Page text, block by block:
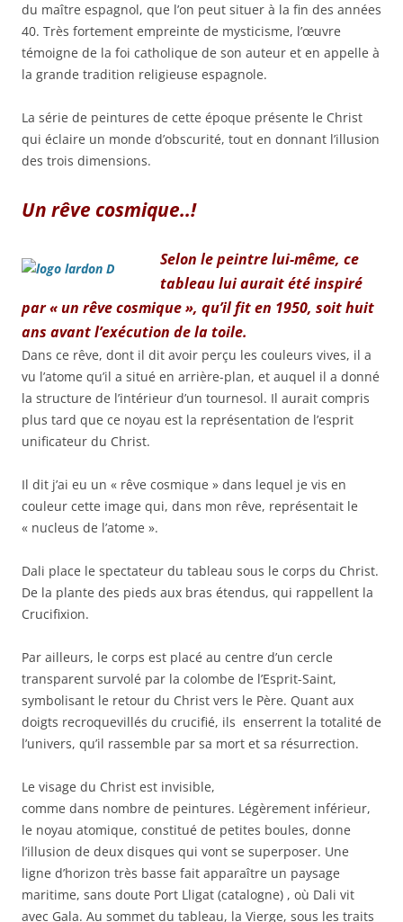
du maître espagnol, que l’on peut situer à la fin des années
40. Très fortement empreinte de mysticisme, l’œuvre
témoigne de la foi catholique de son auteur et en appelle à
la grande tradition religieuse espagnole.
La série de peintures de cette époque présente le Christ
qui éclaire un monde d’obscurité, tout en donnant l’illusion
des trois dimensions.
Un rêve cosmique..!
Selon le peintre lui-même, ce
tableau lui aurait été inspiré
par « un rêve cosmique », qu’il fit en 1950, soit huit
ans avant l’exécution de la toile.
Dans ce rêve, dont il dit avoir perçu les couleurs vives, il a
vu l’atome qu’il a situé en arrière-plan, et auquel il a donné
la structure de l’intérieur d’un tournesol. Il aurait compris
plus tard que ce noyau est la représentation de l’esprit
unificateur du Christ.
Il dit j’ai eu un « rêve cosmique » dans lequel je vis en
couleur cette image qui, dans mon rêve, représentait le
« nucleus de l’atome ».
Dali place le spectateur du tableau sous le corps du Christ.
De la plante des pieds aux bras étendus, qui rappellent la
Crucifixion.
Par ailleurs, le corps est placé au centre d’un cercle
transparent survolé par la colombe de l’Esprit-Saint,
symbolisant le retour du Christ vers le Père. Quant aux
doigts recroquevillés du crucifié, ils enserrent la totalité de
l’univers, qu’il rassemble par sa mort et sa résurrection.
Le visage du Christ est invisible,
comme dans nombre de peintures. Légèrement inférieur,
le noyau atomique, constitué de petites boules, donne
l’illusion de deux disques qui vont se superposer. Une
ligne d’horizon très basse fait apparaître un paysage
maritime, sans doute Port Lligat (catalogne) , où Dali vit
avec Gala. Au sommet du tableau, la Vierge, sous les traits